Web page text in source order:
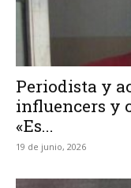
Periodista y
influencers y
«Es...
19 de junio, 2026